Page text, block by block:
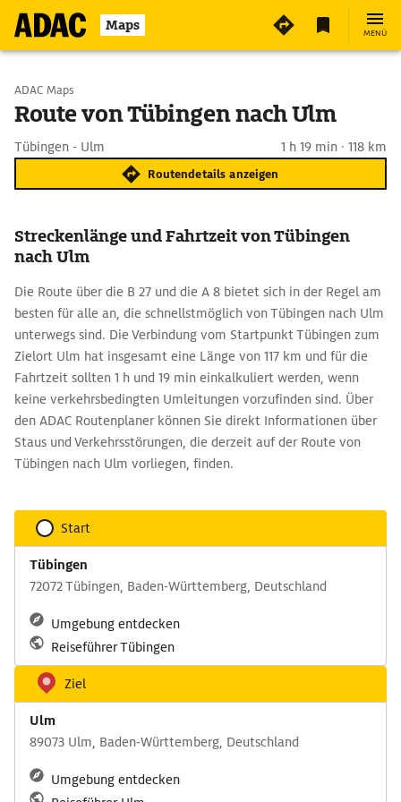
Maps MENÜ
Start wählen
ADAC Maps
Route von Tübingen nach Ulm
Tübingen - Ulm 1 h 19 min · 118 km
Routendetails anzeigen
Streckenlänge und Fahrtzeit von Tübingen
nach Ulm
Die Route über die B 27 und die A 8 bietet sich in der Regel am
besten für alle an, die schnellstmöglich von Tübingen nach Ulm
unterwegs sind. Die Verbindung vom Startpunkt Tübingen zum
Zielort Ulm hat insgesamt eine Länge von 117 km und für die
Fahrtzeit sollten 1 h und 19 min einkalkuliert werden, wenn
keine verkehrsbedingten Umleitungen vorzufinden sind. Über
den ADAC Routenplaner können Sie direkt Informationen über
Staus und Verkehrsstörungen, die derzeit auf der Route von
Tübingen nach Ulm vorliegen, finden.
Start
Tübingen
72072 Tübingen, Baden-Württemberg, Deutschland
Umgebung entdecken
Reiseführer Tübingen
Ziel
Ulm
89073 Ulm, Baden-Württemberg, Deutschland
Umgebung entdecken